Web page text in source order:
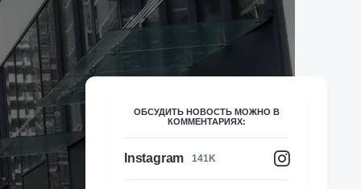
ОБСУДИТЬ НОВОСТЬ МОЖНО В
КОММЕНТАРИЯХ:
Instagram 141K